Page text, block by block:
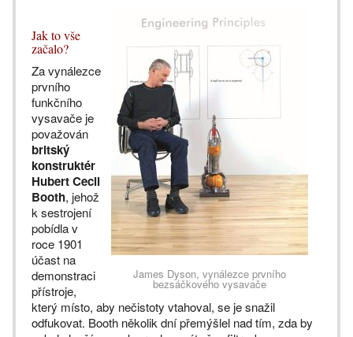
James Dyson, vynálezce prvního
bezsáčkového vysavače
Jak to vše
začalo?
Za vynálezce
prvního
funkčního
vysavače je
považován
britský
konstruktér
Hubert Cecil
Booth, jehož
k sestrojení
pobídla v
roce 1901
účast na
demonstraci
přístroje,
který místo, aby nečistoty vtahoval, se je snažil
odfukovat. Booth několik dní přemýšlel nad tím, zda by